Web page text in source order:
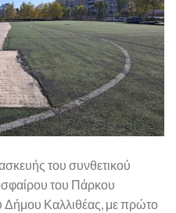
του συνθετικού
του Πάρκου
Δήμου Καλλιθέας, με πρώτο